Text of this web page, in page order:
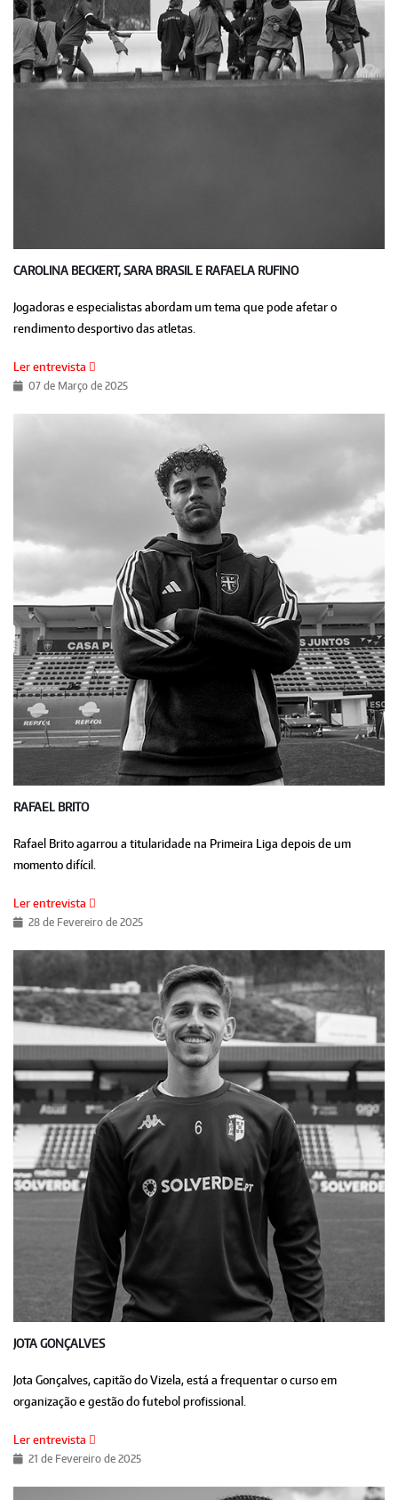
CAROLINA BECKERT, SARA BRASIL E RAFAELA RUFINO
Jogadoras e especialistas abordam um tema que pode afetar o
rendimento desportivo das atletas.
Ler entrevista
07 de Março de 2025
RAFAEL BRITO
Rafael Brito agarrou a titularidade na Primeira Liga depois de um
momento difícil.
Ler entrevista
28 de Fevereiro de 2025
JOTA GONÇALVES
Jota Gonçalves, capitão do Vizela, está a frequentar o curso em
organização e gestão do futebol profissional.
Ler entrevista
21 de Fevereiro de 2025